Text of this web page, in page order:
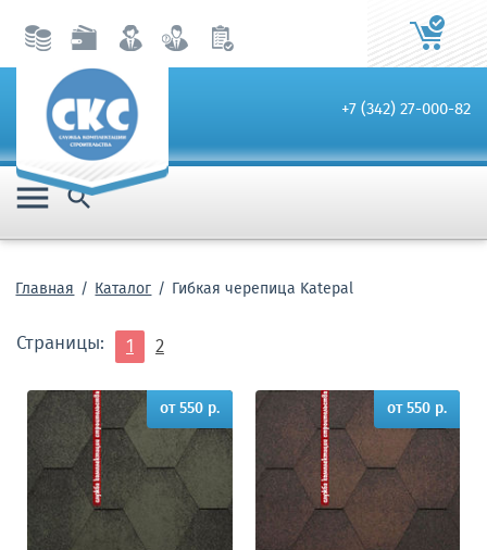
+7 (342) 27-000-82
 
Главная Каталог Гибкая черепица Katepal
Страницы: 1 2
от 550 р. от 550 р.